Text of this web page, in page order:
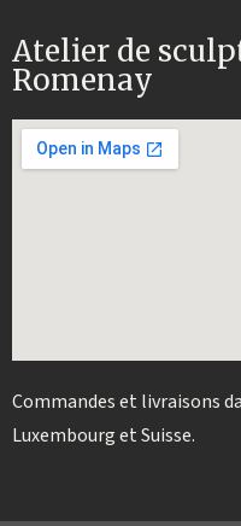
Atelier de
Romenay
Commandes et livraisons
Luxembourg et Suisse.